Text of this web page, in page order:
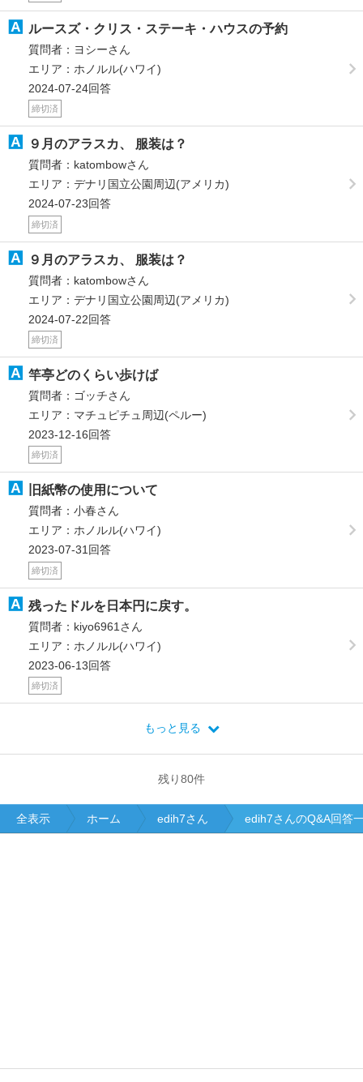
ルースズ・クリス・ステーキ・ハウスの予約
質問者：ヨシーさん
エリア：ホノルル(ハワイ)
2024-07-24回答
締切済
９月のアラスカ、 服装は？
質問者：katombowさん
エリア：デナリ国立公園周辺(アメリカ)
2024-07-23回答
締切済
９月のアラスカ、 服装は？
質問者：katombowさん
エリア：デナリ国立公園周辺(アメリカ)
2024-07-22回答
締切済
竿亭どのくらい歩けば
質問者：ゴッチさん
エリア：マチュピチュ周辺(ペルー)
2023-12-16回答
締切済
旧紙幣の使用について
質問者：小春さん
エリア：ホノルル(ハワイ)
2023-07-31回答
締切済
残ったドルを日本円に戻す。
質問者：kiyo6961さん
エリア：ホノルル(ハワイ)
2023-06-13回答
締切済
もっと見る
残り80件
全表示 ホーム edih7さん edih7さんのQ&A回答